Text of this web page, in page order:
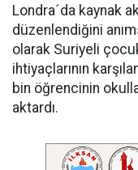
Londra´da kaynak
düzenlendiğini
olarak Suriyeli
ihtiyaçlarının
bin öğrencinin
aktardı.